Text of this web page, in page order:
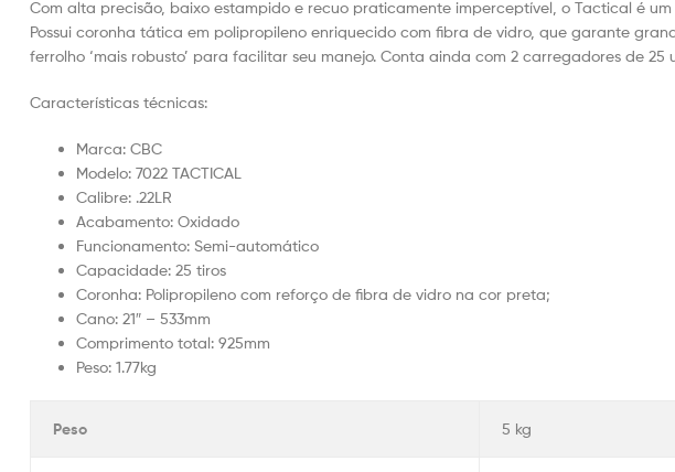
Com alta precisão, baixo estampido e recuo praticamente imperceptível, o Tactical é
Possui coronha tática em polipropileno enriquecido com fibra de vidro, que garante
ferrolho ‘mais robusto’ para facilitar seu manejo. Conta ainda com 2 carregadores de 25
Características técnicas:
Marca: CBC
Modelo: 7022 TACTICAL
Calibre: .22LR
Acabamento: Oxidado
Funcionamento: Semi-automático
Capacidade: 25 tiros
Coronha: Polipropileno com reforço de fibra de vidro na cor preta;
Cano: 21″ – 533mm
Comprimento total: 925mm
Peso: 1.77kg
Peso 5 kg